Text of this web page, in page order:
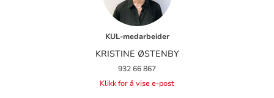
KUL-medarbeider
KRISTINE ØSTENBY
932 66 867
Klikk for å vise e-post